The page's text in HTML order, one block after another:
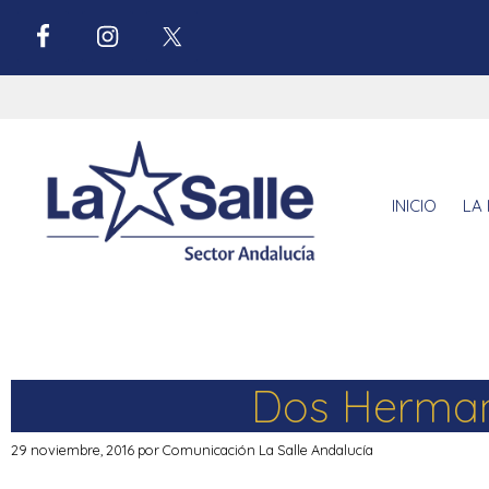
INICIO LA
Dos
29 noviembre, 2016 porComunicación La Salle Andalucía